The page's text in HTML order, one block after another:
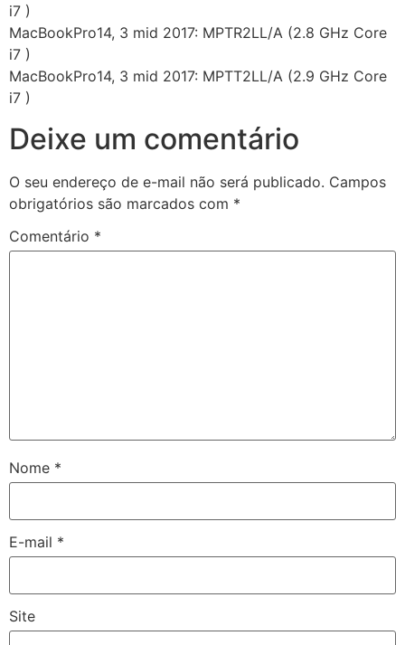
i7 )
MacBookPro14, 3 mid 2017: MPTR2LL/A (2.8 GHz Core
i7 )
MacBookPro14, 3 mid 2017: MPTT2LL/A (2.9 GHz Core
i7 )
Deixe um comentário
O seu endereço de e-mail não será publicado. Campos
obrigatórios são marcados com *
Comentário *
Nome *
E-mail *
Site